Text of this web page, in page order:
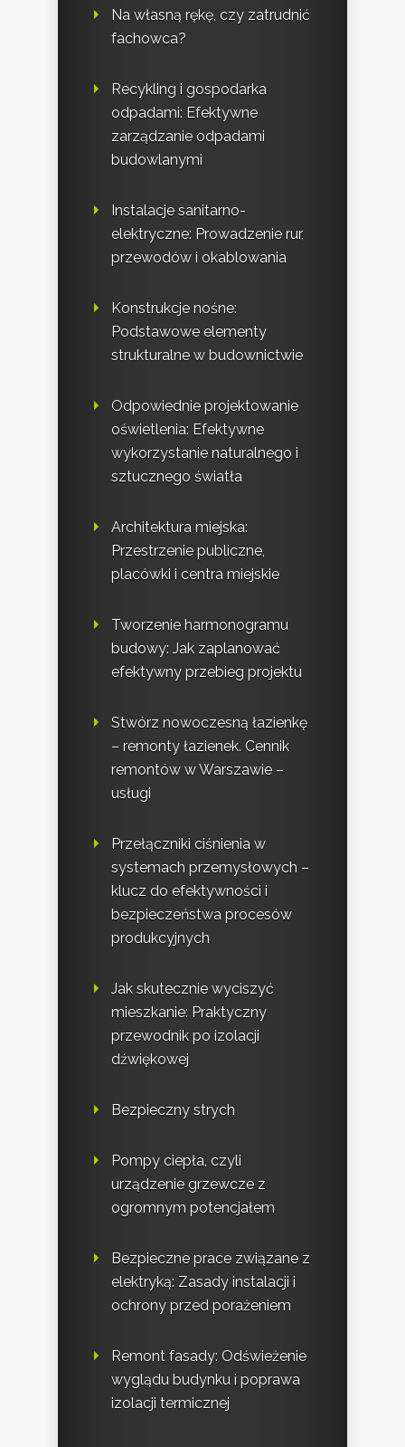
Na własną rękę, czy zatrudnić
fachowca?
Recykling i gospodarka
odpadami: Efektywne
zarządzanie odpadami
budowlanymi
Instalacje sanitarno-
elektryczne: Prowadzenie rur,
przewodów i okablowania
Konstrukcje nośne:
Podstawowe elementy
strukturalne w budownictwie
Odpowiednie projektowanie
oświetlenia: Efektywne
wykorzystanie naturalnego i
sztucznego światła
Architektura miejska:
Przestrzenie publiczne,
placówki i centra miejskie
Tworzenie harmonogramu
budowy: Jak zaplanować
efektywny przebieg projektu
Stwórz nowoczesną łazienkę
– remonty łazienek. Cennik
remontów w Warszawie –
usługi
Przełączniki ciśnienia w
systemach przemysłowych –
klucz do efektywności i
bezpieczeństwa procesów
produkcyjnych
Jak skutecznie wyciszyć
mieszkanie: Praktyczny
przewodnik po izolacji
dźwiękowej
Bezpieczny strych
Pompy ciepła, czyli
urządzenie grzewcze z
ogromnym potencjałem
Bezpieczne prace związane z
elektryką: Zasady instalacji i
ochrony przed porażeniem
Remont fasady: Odświeżenie
wyglądu budynku i poprawa
izolacji termicznej